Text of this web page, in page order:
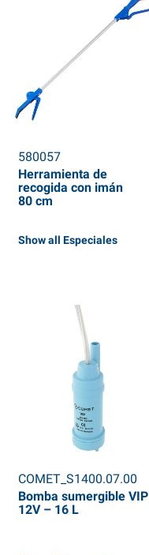
580057
Herramienta de
recogida con imán
80 cm
Show all Especiales
COMET_S1400.07.00
Bomba sumergible VIP
12V – 16 L